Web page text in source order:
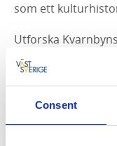
Consent
som ett
Utforska
eller hämta en
på Mölndals
I området finns